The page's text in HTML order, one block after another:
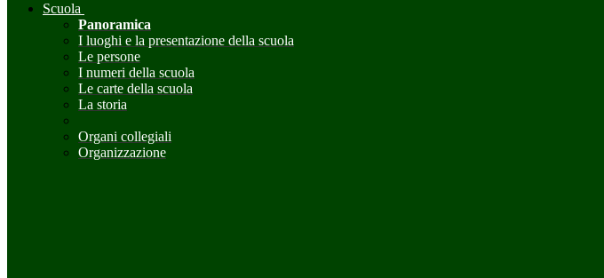
Scuola
Panoramica
I luoghi e la presentazione della scuola
Le persone
I numeri della scuola
Le carte della scuola
La storia
Organi collegiali
Organizzazione